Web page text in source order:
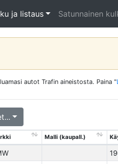
ja listaus Satunnainen
autot Trafin aineistosta. Paina "
Malli (kaupall.)